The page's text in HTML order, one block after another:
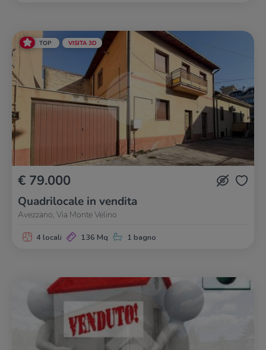
TOP VISITA 3D
€ 79.000
Quadrilocale in vendita
Avezzano, Via Monte Velino
4 locali 136 Mq 1 bagno